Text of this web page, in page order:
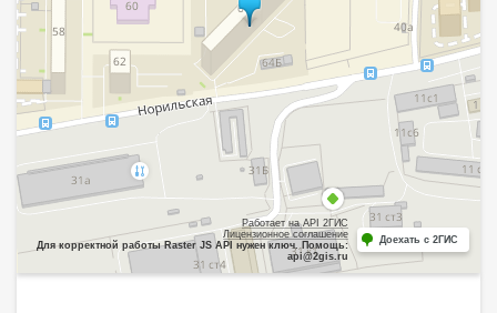
Работает на API 2ГИС
Лицензионное соглашение
Для корректной работы Raster JS API нужен ключ. Помощь:
api@2gis.ru
Доехать с 2ГИС